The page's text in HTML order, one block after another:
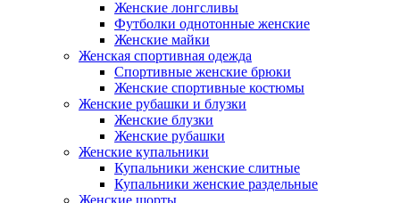
Женские лонгсливы
Футболки однотонные женские
Женские майки
Женская спортивная одежда
Спортивные женские брюки
Женские спортивные костюмы
Женские рубашки и блузки
Женские блузки
Женские рубашки
Женские купальники
Купальники женские слитные
Купальники женские раздельные
Женские шорты